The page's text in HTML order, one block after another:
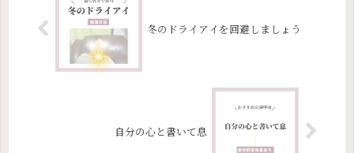
冬のドライアイを回避しましょう
自分の心と書いて息